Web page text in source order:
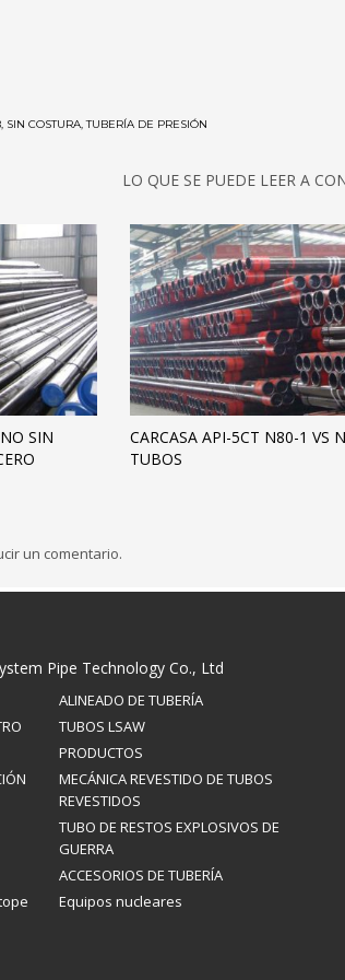
SIN COSTURA, TUBERÍA DE PRESIÓN
LO QUE SE PUEDE LEER A
SIN
CARCASA API-5CT N80-1 VS
TUBOS
un comentario.
Pipe Technology Co., Ltd
ALINEADO DE TUBERÍA
TUBOS LSAW
PRODUCTOS
MECÁNICA REVESTIDO DE TUBOS
REVESTIDOS
TUBO DE RESTOS EXPLOSIVOS DE
GUERRA
ACCESORIOS DE TUBERÍA
Equipos nucleares